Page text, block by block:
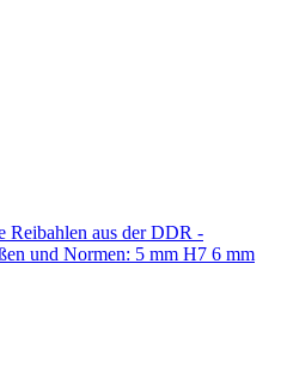
Reibahlen aus der DDR -
und Normen: 5 mm H7 6 mm